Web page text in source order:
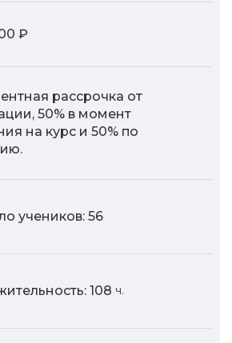
₽
рассрочка от
50% в момент
на курс и 50% по
учеников: 56
108 ч.